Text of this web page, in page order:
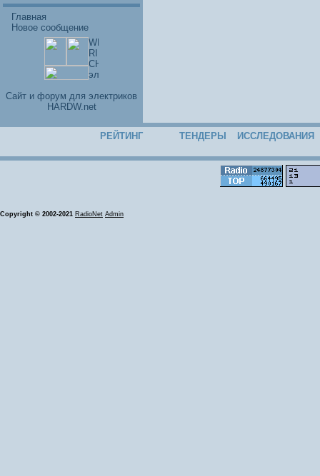
Главная
Новое сообщение
Cайт и форум для электриков
HARDW.net
РЕЙТИНГ ТЕНДЕРЫ ИССЛЕДОВАНИЯ
Copyright © 2002-2021 RadioNet Admin